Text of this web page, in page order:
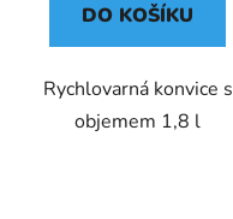
DO KOŠÍKU
Rychlovarná konvice s
objemem 1,8 l